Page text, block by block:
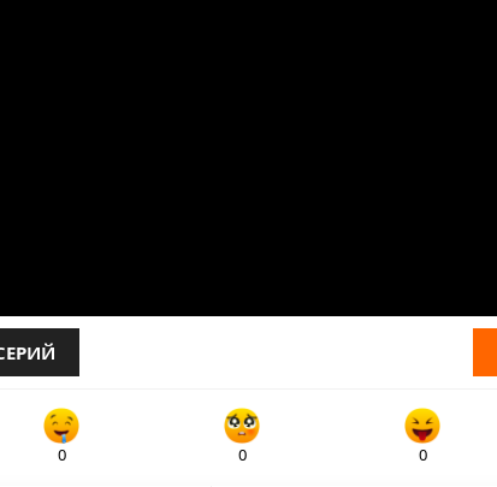
0 0 0